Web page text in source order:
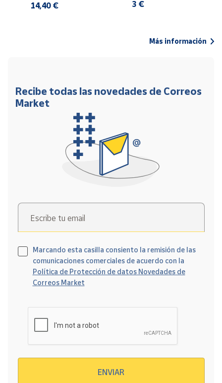
14,40 € 3 €
Más información
Recibe todas las novedades de Correos
Market
Escribe tu email
Marcando esta casilla consiento la remisión de las
comunicaciones comerciales de acuerdo con la
Política de Protección de datos Novedades de
Correos Market
ENVIAR